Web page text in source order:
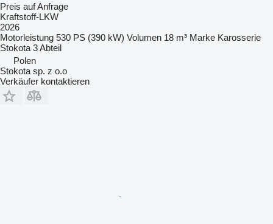
Preis auf Anfrage
Kraftstoff-LKW
2026
Motorleistung 530 PS (390 kW) Volumen 18 m³ Marke Karosserie
Stokota 3 Abteil
Polen
Stokota sp. z o.o
Verkäufer kontaktieren